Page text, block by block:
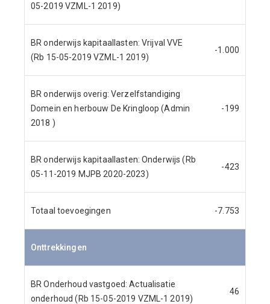
05-2019 VZML-1 2019)
BR onderwijs kapitaallasten: Vrijval VVE
(Rb 15-05-2019 VZML-1 2019)
-1.000
BR onderwijs overig: Verzelfstandiging
Domein en herbouw De Kringloop (Admin
2018 )
-199
BR onderwijs kapitaallasten: Onderwijs (Rb
05-11-2019 MJPB 2020-2023)
-423
Totaal toevoegingen -7.753
Onttrekkingen
BR Onderhoud vastgoed: Actualisatie
onderhoud (Rb 15-05-2019 VZML-1 2019)
46